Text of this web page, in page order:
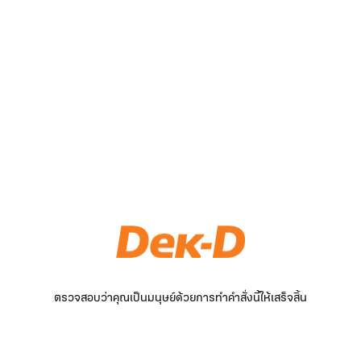
ตรวจสอบว่าคุณเป็นมนุษย์ด้วยการทำคำสั่งนี้ให้เสร็จสิ้น